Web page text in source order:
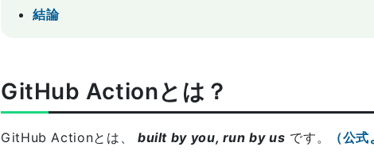
結論
GitHub Actionとは？
GitHub Actionとは、 built by you, run by us です。 （公